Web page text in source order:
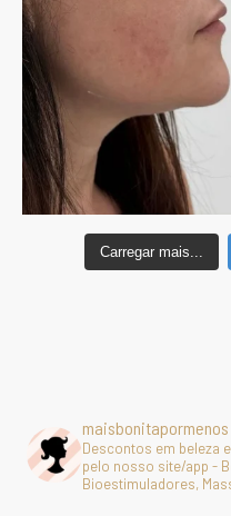
Carregar mais...
maisbonitapormenos
Descontos em beleza
pelo nosso site/app -
Bioestimuladores,